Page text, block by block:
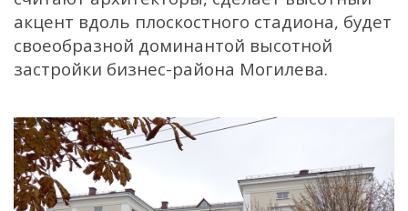
акцент вдоль плоскостного стадиона, будет
своеобразной доминантой высотной
застройки бизнес-района Могилева.